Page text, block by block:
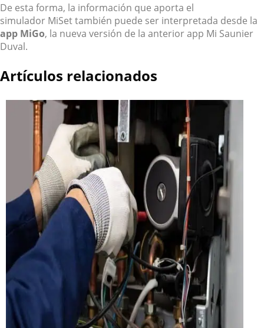
De esta forma, la información que aporta el
simulador MiSet también puede ser interpretada desde la
app MiGo, la nueva versión de la anterior app Mi Saunier
Duval.
Artículos relacionados